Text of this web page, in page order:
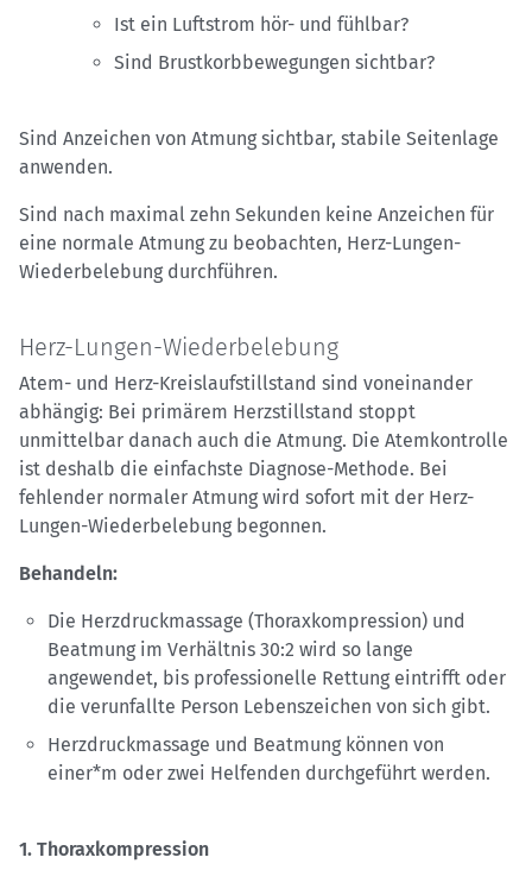
Ist ein Luftstrom hör- und fühlbar?
Sind Brustkorbbewegungen sichtbar?
Sind Anzeichen von Atmung sichtbar, stabile Seitenlage
anwenden.
Sind nach maximal zehn Sekunden keine Anzeichen für
eine normale Atmung zu beobachten, Herz-Lungen-
Wiederbelebung durchführen.
Herz-Lungen-Wiederbelebung
Atem- und Herz-Kreislaufstillstand sind voneinander
abhängig: Bei primärem Herzstillstand stoppt
unmittelbar danach auch die Atmung. Die Atemkontrolle
ist deshalb die einfachste Diagnose-Methode. Bei
fehlender normaler Atmung wird sofort mit der Herz-
Lungen-Wiederbelebung begonnen.
Behandeln:
Die Herzdruckmassage (Thoraxkompression) und
Beatmung im Verhältnis 30:2 wird so lange
angewendet, bis professionelle Rettung eintrifft oder
die verunfallte Person Lebenszeichen von sich gibt.
Herzdruckmassage und Beatmung können von
einer*m oder zwei Helfenden durchgeführt werden.
1. Thoraxkompression